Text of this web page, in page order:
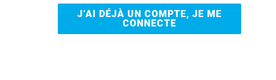
J’AI DÉJÀ UN COMPTE, JE ME
CONNECTE